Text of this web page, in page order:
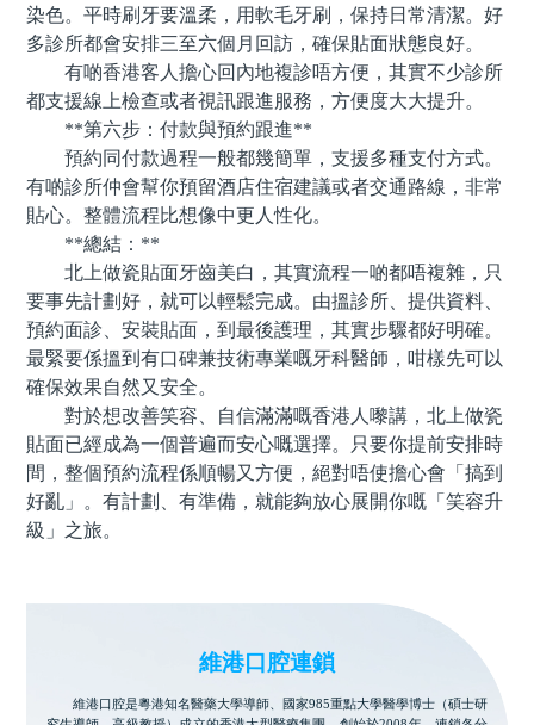
染色。平時刷牙要溫柔，用軟毛牙刷，保持日常清潔。好
多診所都會安排三至六個月回訪，確保貼面狀態良好。
有啲香港客人擔心回內地複診唔方便，其實不少診所
都支援線上檢查或者視訊跟進服務，方便度大大提升。
**第六步：付款與預約跟進**
預約同付款過程一般都幾簡單，支援多種支付方式。
有啲診所仲會幫你預留酒店住宿建議或者交通路線，非常
貼心。整體流程比想像中更人性化。
**總結：**
北上做瓷貼面牙齒美白，其實流程一啲都唔複雜，只
要事先計劃好，就可以輕鬆完成。由搵診所、提供資料、
預約面診、安裝貼面，到最後護理，其實步驟都好明確。
最緊要係搵到有口碑兼技術專業嘅牙科醫師，咁樣先可以
確保效果自然又安全。
對於想改善笑容、自信滿滿嘅香港人嚟講，北上做瓷
貼面已經成為一個普遍而安心嘅選擇。只要你提前安排時
間，整個預約流程係順暢又方便，絕對唔使擔心會「搞到
好亂」。有計劃、有準備，就能夠放心展開你嘅「笑容升
級」之旅。
維港口腔連鎖
維港口腔是粵港知名醫藥大學導師、國家985重點大學醫學博士（碩士研